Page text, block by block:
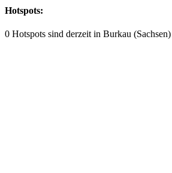
Hotspots:
0 Hotspots sind derzeit in Burkau